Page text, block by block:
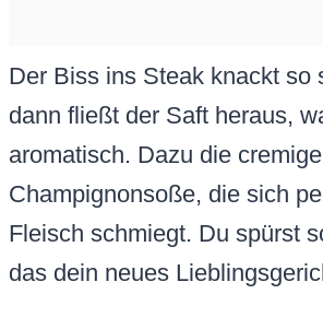
Der Biss ins Steak knackt so
dann fließt der Saft heraus,
aromatisch. Dazu die cremige
Champignonsoße, die sich
Fleisch schmiegt. Du spürst
das dein neues